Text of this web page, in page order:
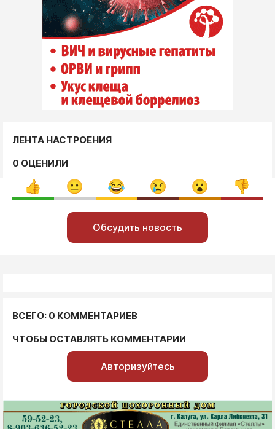
ЛЕНТА НАСТРОЕНИЯ
0 ОЦЕНИЛИ
Обсудить новость
ВСЕГО: 0 КОММЕНТАРИЕВ
ЧТОБЫ ОСТАВЛЯТЬ КОММЕНТАРИИ
Авторизуйтесь